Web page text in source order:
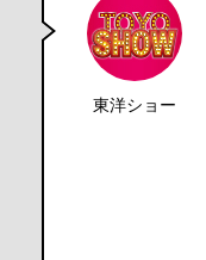
東洋ショー